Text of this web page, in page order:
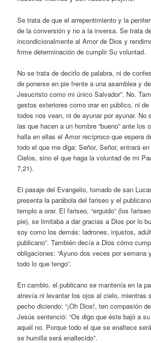
Se trata de que el arrepentimiento y la
de la conversión y no a la inversa. Se trata
incondicionalmente al Amor de Dios y
firme determinación de cumplir Su voluntad.
No se trata de decirlo de palabra, ni de
de ponerse en pie frente a una asamblea y
Jesucristo como mi único Salvador”. No.
gestos exteriores como orar en público, ni
todos nos vean, ni de ayunar por ayunar. No
las que hacen a un hombre “bueno” ante los
halla en ellas el Amor recíproco que espera
todo el que me diga: Señor, Señor, entrará
Cielos, sino el que haga la voluntad de mi
7,21).
El pasaje del Evangelio, tomado de san
presenta la parábola del fariseo y el
templo a orar. El fariseo, “erguido” (los
pie), se limitaba a dar gracias a Dios por lo
soy como los demás: ladrones, injustos,
publicano”. También decía a Dios cómo
obligaciones: “Ayuno dos veces por semana
todo lo que tengo”.
En cambio, el publicano se mantenía en la
atrevía ni levantar los ojos al cielo, mientras
pecho diciendo: “¡Oh Dios!, ten compasión
Jesús sentenció: “Os digo que éste bajó a
aquél no. Porque todo el que se enaltece
se humilla será enaltecido”.